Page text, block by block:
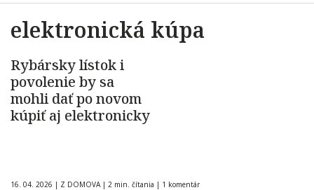
elektronická kúpa
Rybársky lístok i
povolenie by sa
mohli dať po novom
kúpiť aj elektronicky
16. 04. 2026 | Z DOMOVA | 2 min. čítania | 1 komentár